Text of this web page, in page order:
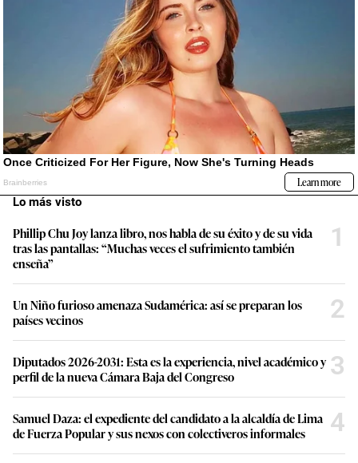
Lo más visto
Phillip Chu Joy lanza libro, nos habla de su éxito y de su vida
tras las pantallas: “Muchas veces el sufrimiento también
enseña”
1
Un Niño furioso amenaza Sudamérica: así se preparan los
países vecinos
2
Diputados 2026-2031: Esta es la experiencia, nivel académico y
perfil de la nueva Cámara Baja del Congreso
3
Samuel Daza: el expediente del candidato a la alcaldía de Lima
de Fuerza Popular y sus nexos con colectiveros informales
4